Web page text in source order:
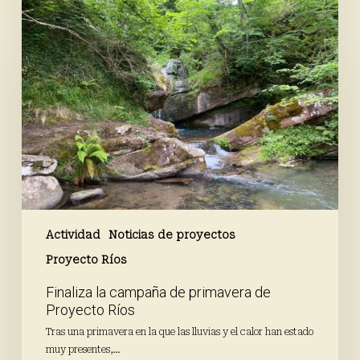
Actividad
Noticias de proyectos
Proyecto Ríos
Finaliza
la
campaña
de
primavera
de
Proyecto
Ríos
Finaliza la campaña de primavera de
Proyecto Ríos
Tras una primavera en la que las lluvias y el calor han estado
muy presentes,…